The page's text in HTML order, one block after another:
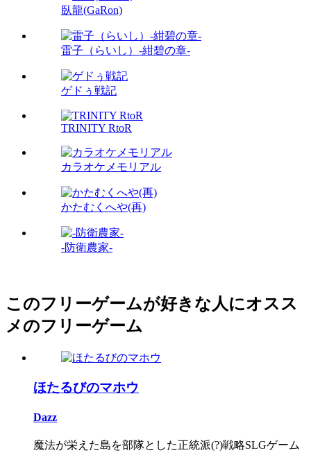
臥龍(GaRon)
雷子（らいし）-紺碧の章-
ゲドぅ戦記
TRINITY RtoR
カラオケメモリアル
かたむくへや(再)
-防衛農家-
このフリーゲームが好きな人にオスス
メのフリーゲーム
ほたるびのマホウ
Dazz
魔法が栄えた島を部隊とした正統派(?)戦略SLGゲーム